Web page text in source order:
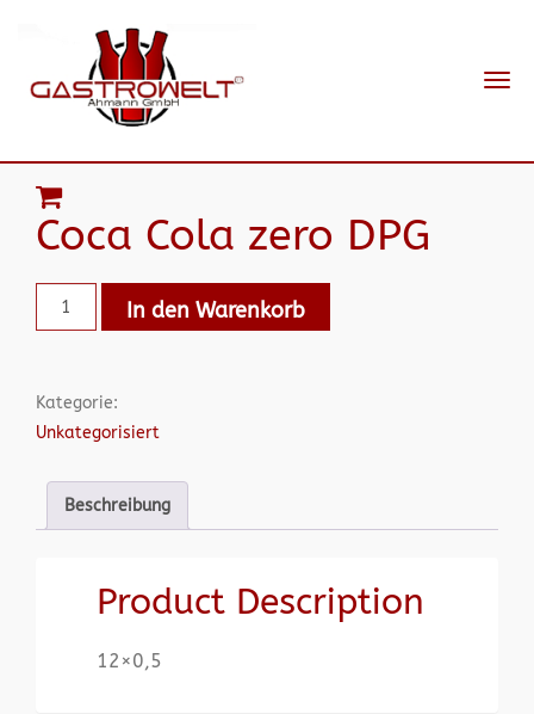
Coca Cola zero DPG
In den Warenkorb
Kategorie:
Unkategorisiert
Beschreibung
Product Description
12×0,5